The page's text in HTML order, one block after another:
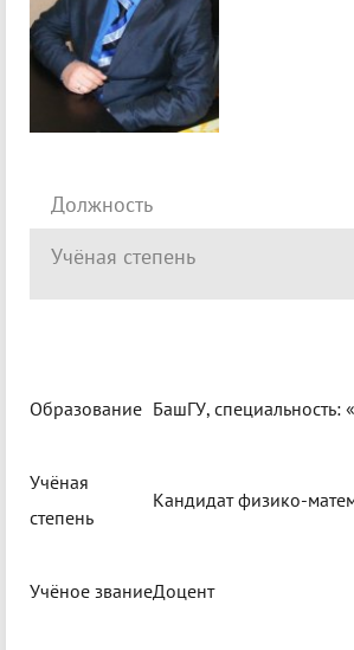
Должность
Учёная степень
Образование БашГУ, специальность:
Учёная
степень
Кандидат физико-
Учёное званиеДоцент